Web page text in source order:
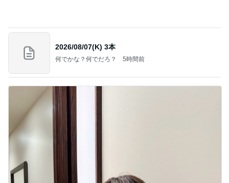
2026/08/07(K) 3本
何でかな？何でだろ？ 5時間前